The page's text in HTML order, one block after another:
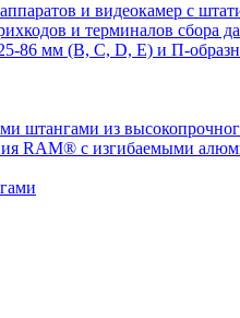
и видеокамер с
и терминалов сбора
86 мм (B, C, D, E) и П-
штангами из
RAM® с изгибаемыми